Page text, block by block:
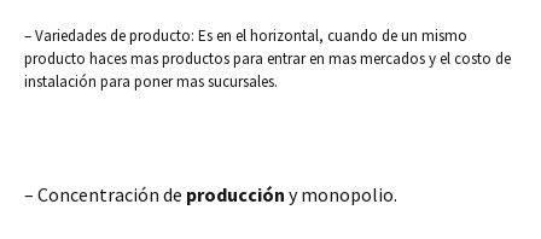
– Variedades de producto: Es en el horizontal, cuando de un mismo
producto haces mas productos para entrar en mas mercados y el costo de
instalación para poner mas sucursales.
– Concentración de producción y monopolio.